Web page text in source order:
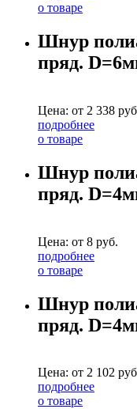
о товаре
Шнур
пряд.
Цена: от 2 338
подробнее
о товаре
Шнур
пряд.
Цена: от 8 руб.
подробнее
о товаре
Шнур
пряд.
Цена: от 2 102
подробнее
о товаре